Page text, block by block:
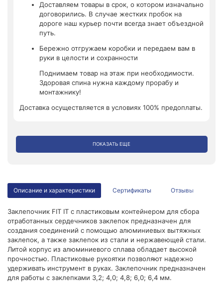
Доставляем товары в срок, о котором изначально
договорились. В случае жестких пробок на
дороге наш курьер почти всегда знает объездной
путь.
Бережно отгружаем коробки и передаем вам в
руки в целости и сохранности
Поднимаем товар на этаж при необходимости.
Здоровая спина нужна каждому прорабу и
монтажнику!
Доставка осуществляется в условиях 100% предоплаты.
ПОКАЗАТЬ ЕЩЕ
Описание и характеристики Сертификаты Отзывы
Заклепочник FIT IT с пластиковым контейнером для сбора
отработанных сердечников заклепок предназначен для
создания соединений с помощью алюминиевых вытяжных
заклепок, а также заклепок из стали и нержавеющей стали.
Литой корпус из алюминиевого сплава обладает высокой
прочностью. Пластиковые рукоятки позволяют надежно
удерживать инструмент в руках. Заклепочник предназначен
для работы с заклепками 3,2; 4,0; 4,8; 6,0; 6,4 мм.